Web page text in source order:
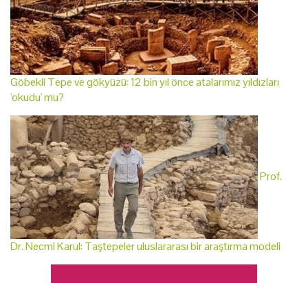
Göbekli Tepe ve gökyüzü: 12 bin yıl önce atalarımız yıldızları
'okudu' mu?
Prof.
Dr. Necmi Karul: Taştepeler uluslararası bir araştırma modeli